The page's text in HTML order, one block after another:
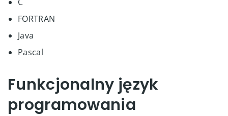
FORTRAN
Java
Pascal
Funkcjonalny język
programowania